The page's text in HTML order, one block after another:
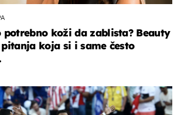
potrebno koži da zablista? Beauty
koja si i same često
2026